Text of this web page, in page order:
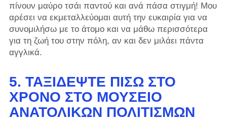
πίνουν μαύρο τσάι παντού και ανά πάσα στιγμή! Μου
αρέσει να εκμεταλλεύομαι αυτή την ευκαιρία για να
συνομιλήσω με το άτομο και να μάθω περισσότερα
για τη ζωή του στην πόλη, αν και δεν μιλάει πάντα
αγγλικά.
5. ΤΑΞΙΔΈΨΤΕ ΠΊΣΩ ΣΤΟ
ΧΡΌΝΟ ΣΤΟ ΜΟΥΣΕΊΟ
ΑΝΑΤΟΛΙΚΏΝ ΠΟΛΙΤΙΣΜΏΝ